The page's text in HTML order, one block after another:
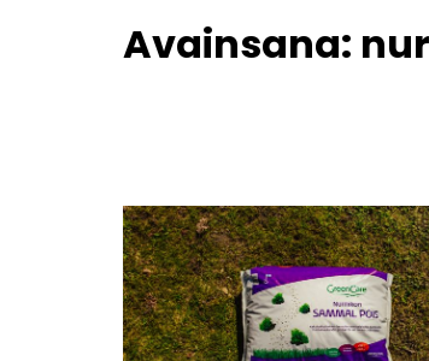
Avainsana: